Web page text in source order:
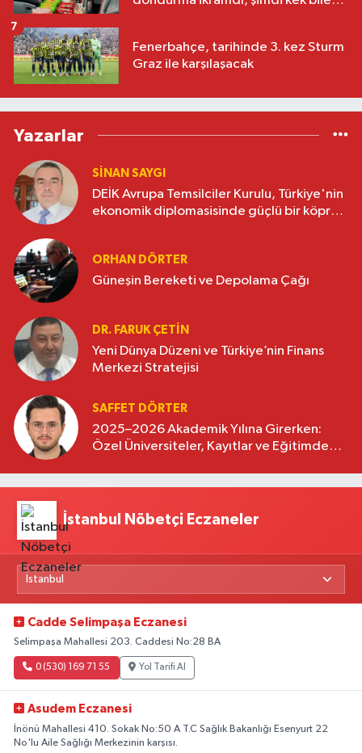
Fenerbahçe, tarihinde 3. kez Sturm
Graz ile karşılaşacak
7
Yazarlar
SINAN SAYGI
DEİK Avrupa Temsilciler Kurulu, Türkiye'nin
ekonomik diplomasisinde güçlü bir köprü
ORHAN DÖRTER
Güneşin Bereketi ve Depolama Çağı
DR. FARUK ÇETİN
Yeni Dünya Düzeni ve Türkiye’nin Finans
Merkezi Stratejisi
SAFFET DÖRTER
2025–2026 Akademik Yılına Girerken:
Özel Üniversiteler, Kayıtlar ve Eğitimde
İstanbul Nöbetçi Eczaneler
Cadde Selimpaşa Eczanesi
Selimpaşa Mahallesi 203. Caddesi No:28 BA
0 (530) 169 71 55 Yol Tarifi Al
Asudem Eczanesi
İnönü Mahallesi 410. Sokak No:50 A T.C Sağlık Bakanlığı Esenyurt 22
No'lu Aile Sağlığı Merkezinin karşısı.